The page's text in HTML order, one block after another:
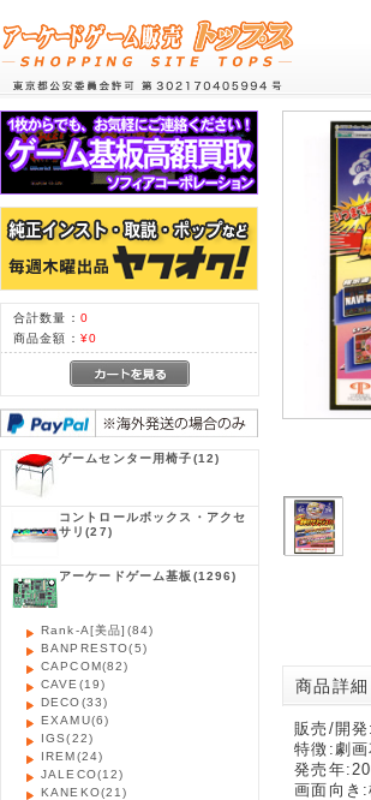
合計数量： 0
商品金額： ¥0
ゲームセンター用椅子(12)
コントロールボックス・アクセ
サリ(27)
アーケードゲーム基板 (1296)
Rank-A[美品] (84)
BANPRESTO(5)
CAPCOM(82)
CAVE (19)
DECO(33)
EXAMU(6)
IGS(22)
IREM(24)
JALECO(12)
KANEKO(21)
商品詳
販売/開
特徴:劇
発売年
画面向き: